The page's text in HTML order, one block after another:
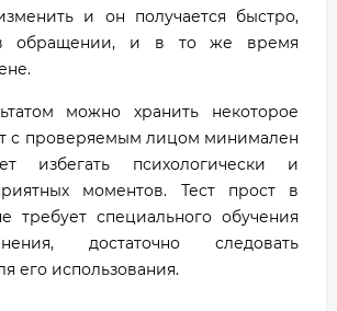
и он получается быстро,
обращении, и в то же время
можно хранить некоторое
с проверяемым лицом минимален
избегать психологически и
моментов. Тест прост в
требует специального обучения
достаточно следовать
его использования.